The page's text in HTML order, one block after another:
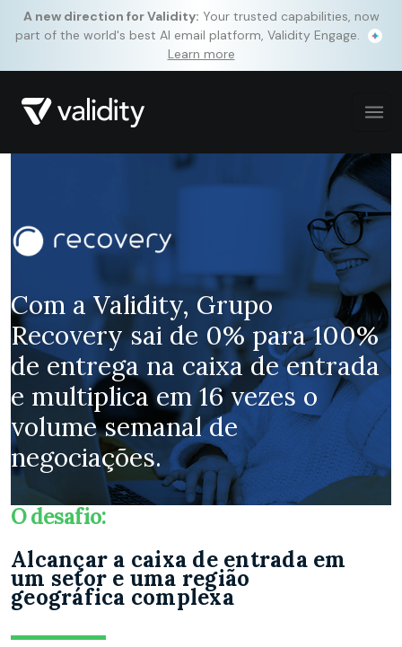
A new direction for Validity: Your trusted capabilities, now
part of the world's best AI email platform, Validity Engage.
Learn more
Com aValidity, Grupo
Recovery sai de 0% para 100%
de entrega na caixa de entrada
e multiplica em 16 vezes o
volume semanal de
negociações.
O desafio:
Alcançar a caixa de entrada em
um setor e uma região
geográfica complexa